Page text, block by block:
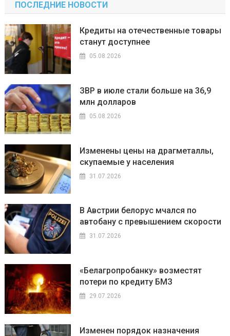
ПОСЛЕДНИЕ НОВОСТИ
Кредиты на отечественные товары
станут доступнее
05.08.2026
ЗВР в июле стали больше на 36,9
млн долларов
05.08.2026
Изменены цены на драгметаллы,
скупаемые у населения
31.07.2026
В Австрии белорус мчался по
автобану с превышением скорости
31.07.2026
«Белагропробанку» возместят
потери по кредиту БМЗ
29.07.2026
Изменен порядок назначения